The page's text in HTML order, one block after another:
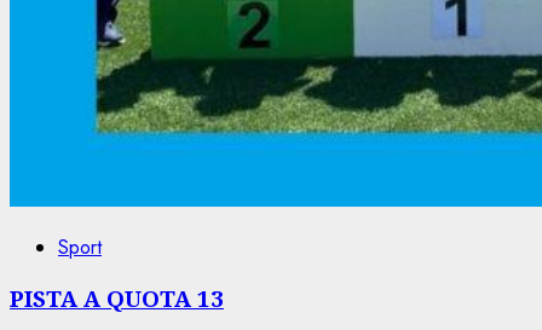
Sport
PISTA A QUOTA 13